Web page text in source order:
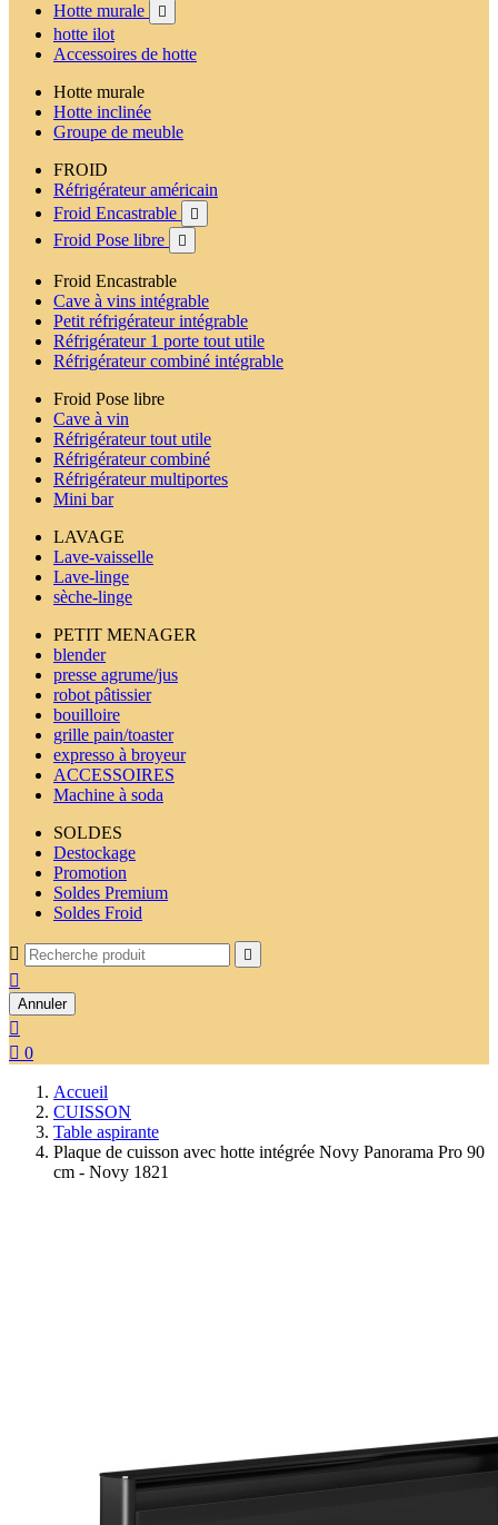
Hotte murale

hotte ilot
Accessoires de hotte
Hotte murale
Hotte inclinée
Groupe de meuble
FROID
Réfrigérateur américain
Froid Encastrable

Froid Pose libre 
Froid Encastrable
Cave à vins intégrable
Petit réfrigérateur intégrable
Réfrigérateur 1 porte tout utile
Réfrigérateur combiné intégrable
Froid Pose libre
Cave à vin
Réfrigérateur tout utile
Réfrigérateur combiné
Réfrigérateur multiportes
Mini bar
LAVAGE
Lave-vaisselle
Lave-linge
sèche-linge
PETIT MENAGER
blender
presse agrume/jus
robot pâtissier
bouilloire
grille pain/toaster
expresso à broyeur
ACCESSOIRES
Machine à soda
SOLDES
Destockage
Promotion
Soldes Premium
Soldes Froid
 

Annuler

 0
Accueil
CUISSON
Table aspirante
Plaque de cuisson avec hotte intégrée Novy Panorama Pro 90
cm - Novy 1821